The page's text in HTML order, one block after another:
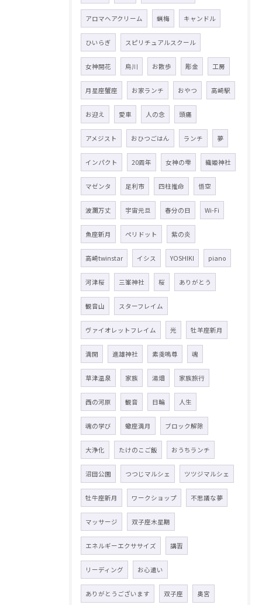
アロマヘアクリーム 蝋梅 キャンドル
ひいらぎ スピリチュアルスクール
女神開花 烏川 お散歩 彫金 工房
月星座蟹座 お家ランチ おやつ 高崎駅
お迎え 愛車 人の念 頭痛
アメジスト おひつごはん ランチ 夢
インパクト 20周年 女神の雫 織姫神社
マゼンタ 足利市 四柱推命 悟空
波瀾万丈 宇宙元旦 春分の日 Wi-Fi
魚座新月 ペリドット 紫の炎
高崎twinstar イシス YOSHIKI piano
河津桜 三峯神社 桜 ありがとう
観音山 スターフレイム
ヴァイオレットフレイム 光 牡羊座新月
満開 進雄神社 素戔嗚尊 魂
草津温泉 家族 湯畑 家族旅行
西の河原 観音 日輪 人生
魂の学び 蠍座満月 ブロック解除
大浄化 たけのこご飯 おうちランチ
沼田公園 つつじマルシェ ツツジマルシェ
牡牛座新月 ワークショップ 不思議な夢
マッサージ 双子座木星期
エネルギーエクササイズ 講習
リーディング お心遣い
ありがとうございます 双子座 奥宮